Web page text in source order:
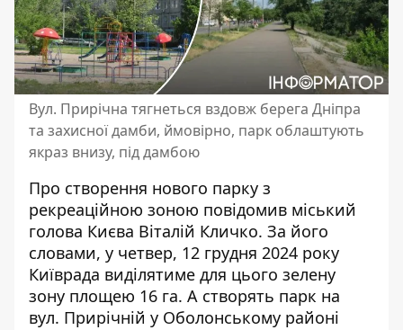
Вул. Прирічна тягнеться вздовж берега Дніпра
та захисної дамби, ймовірно, парк облаштують
якраз внизу, під дамбою
Про створення нового парку з
рекреаційною зоною повідомив міський
голова Києва Віталій Кличко. За його
словами, у четвер, 12 грудня 2024 року
Київрада виділятиме для цього зелену
зону площею 16 га. А створять парк на
вул. Прирічній у Оболонському районі